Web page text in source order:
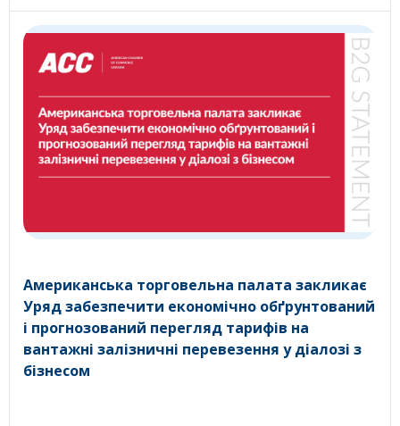
Американська торговельна палата закликає
Уряд забезпечити економічно обґрунтований
і прогнозований перегляд тарифів на
вантажні залізничні перевезення у діалозі з
бізнесом